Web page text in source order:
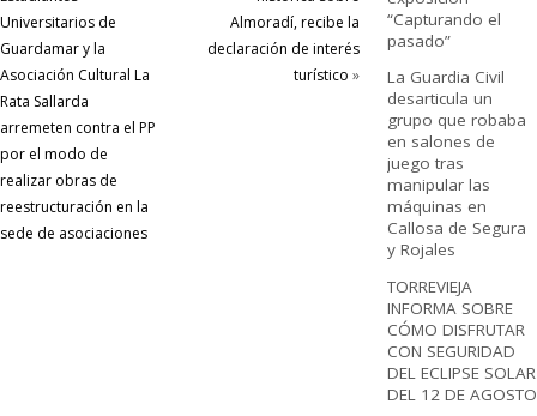
Universitarios de
Guardamar y la
Asociación Cultural La
Rata Sallarda
arremeten contra el PP
por el modo de
realizar obras de
reestructuración en la
sede de asociaciones
Almoradí, recibe la
declaración de interés
turístico »
“Capturando el
pasado”
La Guardia Civil
desarticula un
grupo que robaba
en salones de
juego tras
manipular las
máquinas en
Callosa de Segura
y Rojales
TORREVIEJA
INFORMA SOBRE
CÓMO DISFRUTAR
CON SEGURIDAD
DEL ECLIPSE SOLAR
DEL 12 DE AGOSTO